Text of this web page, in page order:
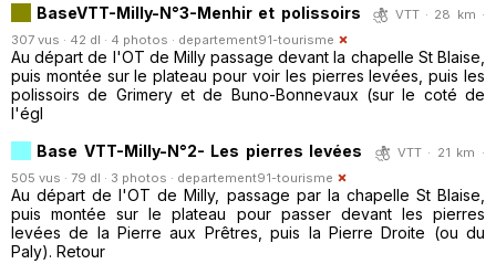
BaseVTT-Milly-N°3-Menhir et polissoirs
VTT · 28 km ·
307 vus · 42 dl · 4 photos · departement91-tourisme
Au départ de l'OT de Milly passage devant la chapelle St Blaise,
puis montée sur le plateau pour voir les pierres levées, puis les
polissoirs de Grimery et de Buno-Bonnevaux (sur le coté de
l'égl
Base VTT-Milly-N°2- Les pierres levées
VTT · 21 km ·
505 vus · 79 dl · 3 photos · departement91-tourisme
Au départ de l'OT de Milly, passage par la chapelle St Blaise,
puis montée sur le plateau pour passer devant les pierres
levées de la Pierre aux Prêtres, puis la Pierre Droite (ou du
Paly). Retour